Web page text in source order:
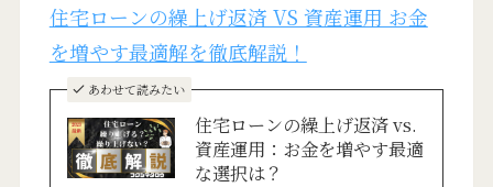
住宅ローンの繰上げ返済 VS 資産運用 お金
を増やす最適解を徹底解説！
あわせて読みたい
住宅ローンの繰上げ返済 vs.
資産運用：お金を増やす最適
な選択は？